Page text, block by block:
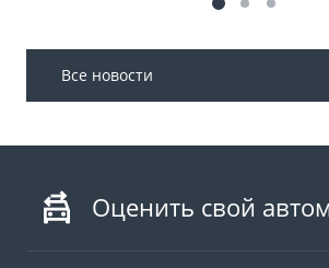
Все новости
Оценить свой